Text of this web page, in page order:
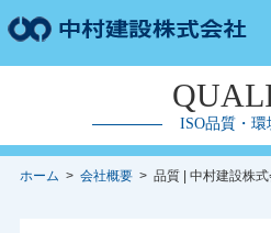
ISO品質・環
ホーム > 会社概要> 品質 | 中村建設株式